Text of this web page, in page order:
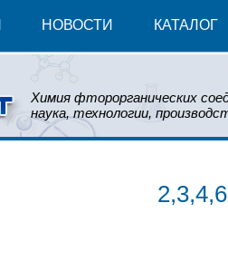
НОВОСТИ КАТАЛОГ
Химия фторорганических
наука, технологии,